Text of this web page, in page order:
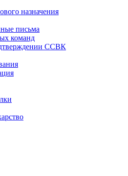
назначения
письма
команд
ССВК